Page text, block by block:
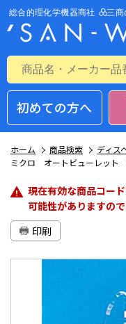
初めての方へ
ホーム 商品検索
ディス
ミクロ オートビューレット
現在有効な商品コー
可能性がありますので
印刷